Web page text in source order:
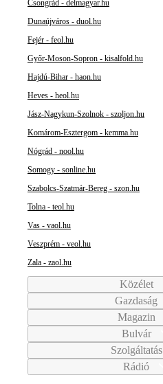
Csongrád - delmagyar.hu
Dunaújváros - duol.hu
Fejér - feol.hu
Győr-Moson-Sopron - kisalfold.hu
Hajdú-Bihar - haon.hu
Heves - heol.hu
Jász-Nagykun-Szolnok - szoljon.hu
Komárom-Esztergom - kemma.hu
Nógrád - nool.hu
Somogy - sonline.hu
Szabolcs-Szatmár-Bereg - szon.hu
Tolna - teol.hu
Vas - vaol.hu
Veszprém - veol.hu
Zala - zaol.hu
Közélet
Gazdaság
Magazin
Bulvár
Szolgáltatás
Rádió